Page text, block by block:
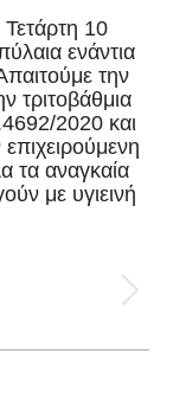
Τετάρτη 10
ενάντια
την
τριτοβάθμια
2020 και
τα αναγκαία
με υγιεινή